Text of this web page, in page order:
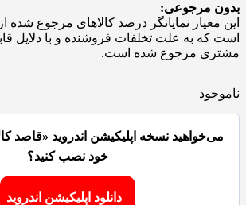
بدون مرجوعی:
این معیار نمایانگر درصد کالاهای مرجوع
است که به علت تخلفات فروشنده و با دلایل
مشتری مرجوع شده است.
ناموجود
می‌خواهید نسخه اپلیکیشن اندروید «قاصد
خود نصب کنید؟
دانلود اپلیکیشن اندروید